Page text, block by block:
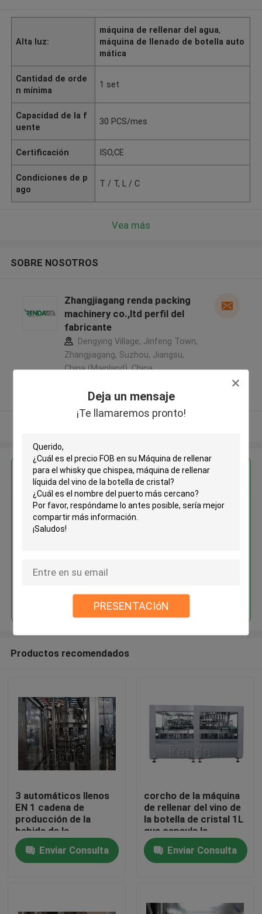
Deja un mensaje
¡Te llamaremos pronto!
PRESENTACIóN
Hogar
Sobre nosotros
Alta luz:
máquina de rellenar del agua,
máquina de llenado de botella auto
mática
Cantidad de orde
n mínima
1 set
Capacidad de la f
uente
30 PCS/mes
Certificación ISO,CE
Condiciones de p
ago
T / T, L / C
Vea más
SOBRE NOSOTROS
Zhangjiagang renda packing
machinery co.,ltd perfil del
fabricante
Dengying Village, Jinfeng Town,
Zhangjiagang, Suzhou, Jiangsu,
China (Mainland) ,China
Proveedor verificado
Obtenga el mejor precio por
Máquina de rellenar para el
whisky que chispea, máquina de
Continuar
Productos recomendados
3 automáticos llenos
EN 1 cadena de
producción de la
bebida de la
maquinaria de la
máquina de rellenar
del vino que capsula
Enviar Consulta
corcho de la máquina
de rellenar del vino de
la botella de cristal 1L
que capsula la
máquina recta del
trazador de líneas
Enviar Consulta